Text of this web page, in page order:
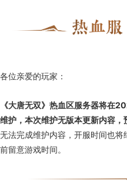
各位亲爱的玩家：
《大唐无双》热血区服务器将
维护，本次维护无版本更新内容，
无法完成维护内容，开服时间也
前留意游戏时间。